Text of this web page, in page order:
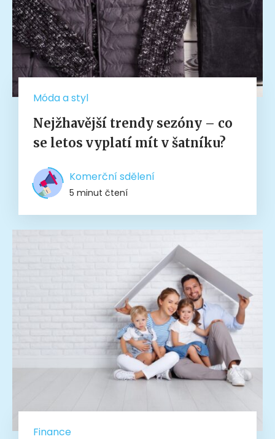
Móda a styl
Nejžhavější trendy sezóny – co
se letos vyplatí mít v šatníku?
Komerční sdělení
5 minut čtení
Finance